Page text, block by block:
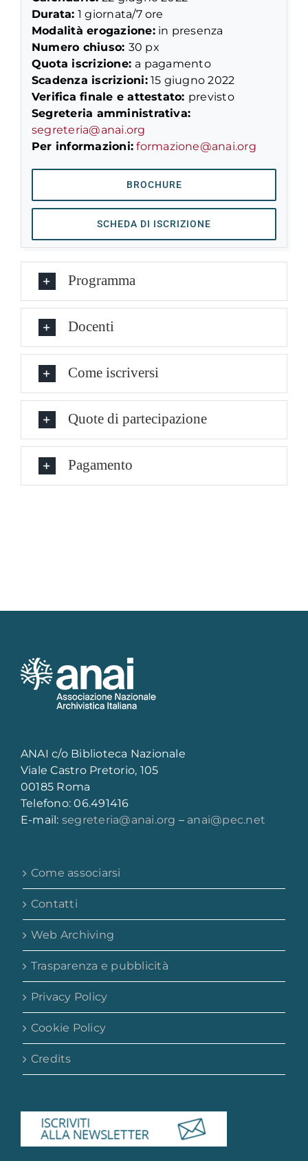
Durata: 1 giornata/7 ore
Modalità erogazione:in presenza
Numero chiuso: 30 px
Quota iscrizione: a pagamento
Scadenza iscrizioni:15 giugno 2022
Verifica finale e attestato: previsto
Segreteria amministrativa:
segreteria@anai.org
Per informazioni: formazione@anai.org
BROCHURE
SCHEDA DI ISCRIZIONE
Programma
Docenti
Come iscriversi
Quote di partecipazione
Pagamento
ANAI c/o Biblioteca Nazionale
Viale Castro Pretorio, 105
00185 Roma
Telefono: 06.491416
E-mail: segreteria@anai.org – anai@pec.net
Come associarsi
Contatti
Web Archiving
Trasparenza e pubblicità
Privacy Policy
Cookie Policy
Credits